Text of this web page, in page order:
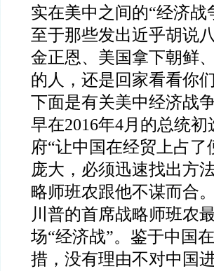
实在美中之间的“经济战
至于那些发出近乎胡说
金正恩、美国拿下朝
的人，还是回家看看你
下面是有关美中经济战
早在2016年4月的总统
府“让中国在经贸上占
庞大，必须迅速找出方
略师班农跟他不谋而合。
川普的首席战略师班农
场“经济战”。 鉴于中国
措，没有理由不对中国